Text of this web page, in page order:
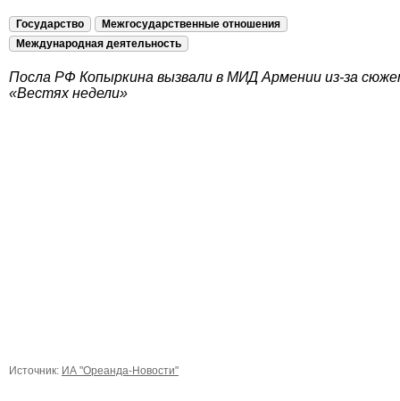
Государство
Межгосударственные отношения
Международная деятельность
Посла РФ Копыркина вызвали в МИД Армении из-за
«Вестях недели»
Источник: ИА "Ореанда-Новости"